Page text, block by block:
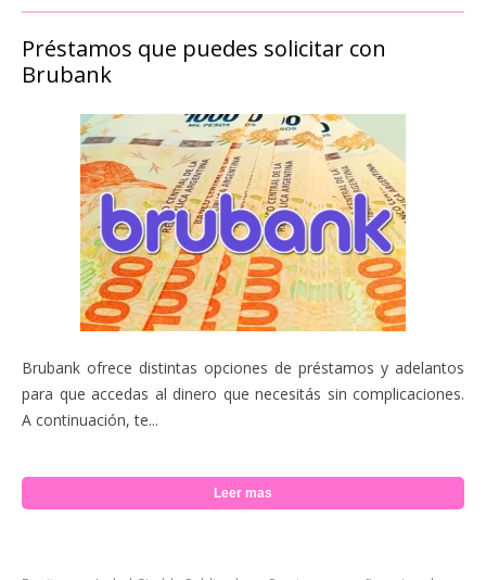
Préstamos que puedes solicitar con
Brubank
Brubank ofrece distintas opciones de préstamos y adelantos
para que accedas al dinero que necesitás sin complicaciones.
A continuación, te...
Leer mas